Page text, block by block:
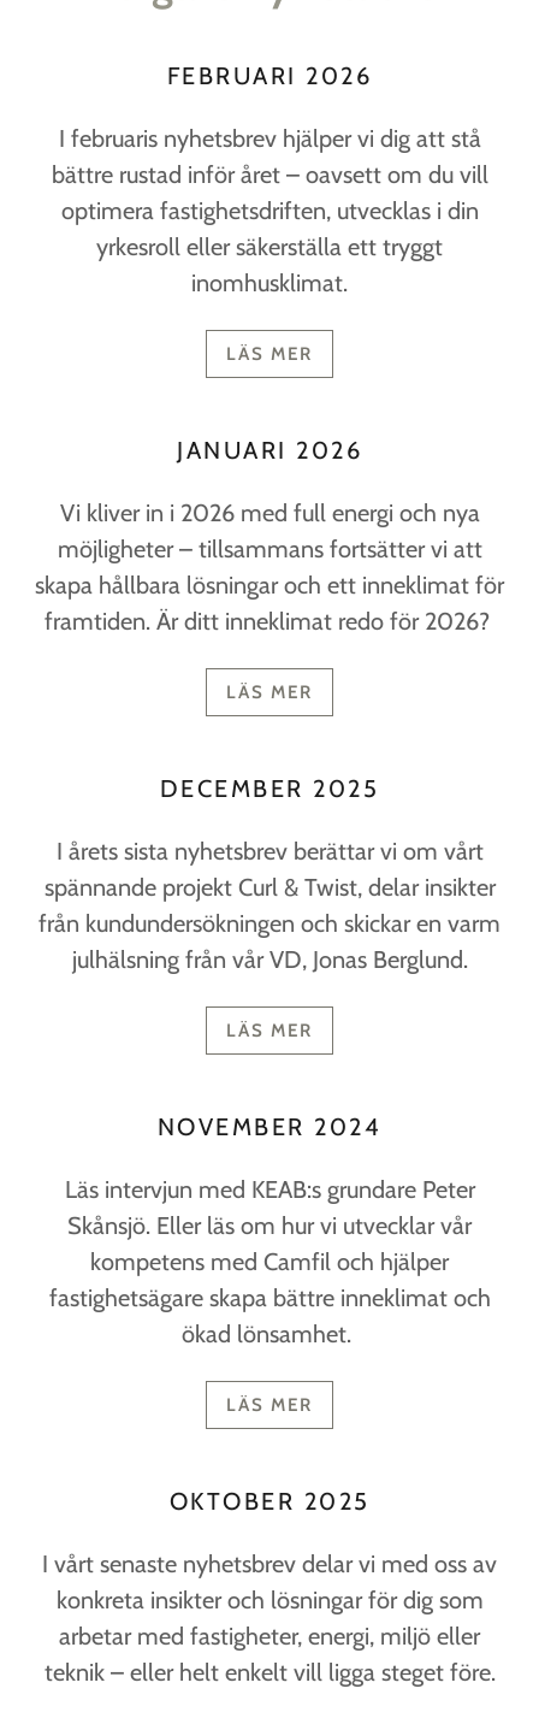
FEBRUARI 2026
I februaris nyhetsbrev hjälper vi dig att stå
bättre rustad inför året – oavsett om du vill
optimera fastighetsdriften, utvecklas i din
yrkesroll eller säkerställa ett tryggt
inomhusklimat.
LÄS MER
JANUARI 2026
Vi kliver in i 2026 med full energi och nya
möjligheter – tillsammans fortsätter vi att
skapa hållbara lösningar och ett inneklimat för
framtiden. Är ditt inneklimat redo för 2026?
LÄS MER
DECEMBER 2025
I årets sista nyhetsbrev berättar vi om vårt
spännande projekt Curl & Twist, delar insikter
från kundundersökningen och skickar en varm
julhälsning från vår VD, Jonas Berglund.
LÄS MER
NOVEMBER 2024
Läs intervjun med KEAB:s grundare Peter
Skånsjö. Eller läs om hur vi utvecklar vår
kompetens med Camfil och hjälper
fastighetsägare skapa bättre inneklimat och
ökad lönsamhet.
LÄS MER
OKTOBER 2025
I vårt senaste nyhetsbrev delar vi med oss av
konkreta insikter och lösningar för dig som
arbetar med fastigheter, energi, miljö eller
teknik – eller helt enkelt vill ligga steget före.